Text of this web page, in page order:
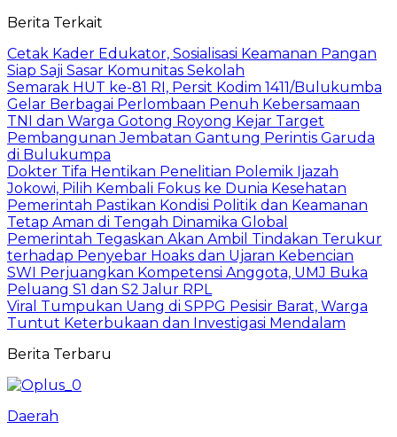
Berita Terkait
Cetak Kader Edukator, Sosialisasi Keamanan Pangan
Siap Saji Sasar Komunitas Sekolah
Semarak HUT ke-81 RI, Persit Kodim 1411/Bulukumba
Gelar Berbagai Perlombaan Penuh Kebersamaan
TNI dan Warga Gotong Royong Kejar Target
Pembangunan Jembatan Gantung Perintis Garuda
di Bulukumpa
Dokter Tifa Hentikan Penelitian Polemik Ijazah
Jokowi, Pilih Kembali Fokus ke Dunia Kesehatan
Pemerintah Pastikan Kondisi Politik dan Keamanan
Tetap Aman di Tengah Dinamika Global
Pemerintah Tegaskan Akan Ambil Tindakan Terukur
terhadap Penyebar Hoaks dan Ujaran Kebencian
SWI Perjuangkan Kompetensi Anggota, UMJ Buka
Peluang S1 dan S2 Jalur RPL
Viral Tumpukan Uang di SPPG Pesisir Barat, Warga
Tuntut Keterbukaan dan Investigasi Mendalam
Berita Terbaru
Daerah